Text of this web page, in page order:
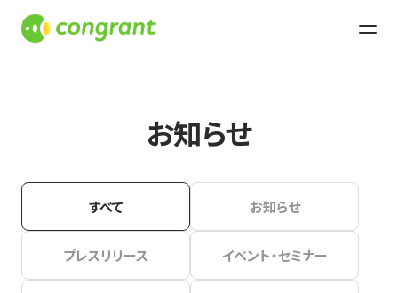
お知らせ
すべて お知らせ
プレスリリース イベント・セミナー